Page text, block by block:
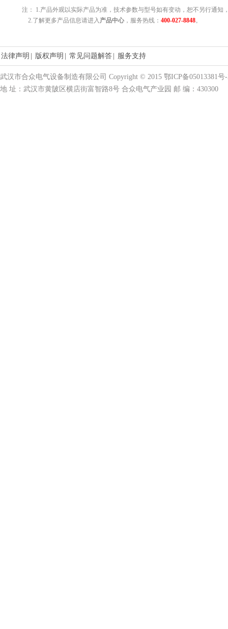
注： 1.产品外观以实际产品为准，技术参数与型号如有变动，恕不另行通知
2.了解更多产品信息请进入 产品中心 ，服务热线： 400-027-8848。
法律声明 版权声明 常见问题解答 服务支持
武汉市合众电气设备制造有限公司 Copyright © 2015 鄂ICP备05013381号
地 址：武汉市黄陂区横店街富智路8号 合众电气产业园 邮 编：430300